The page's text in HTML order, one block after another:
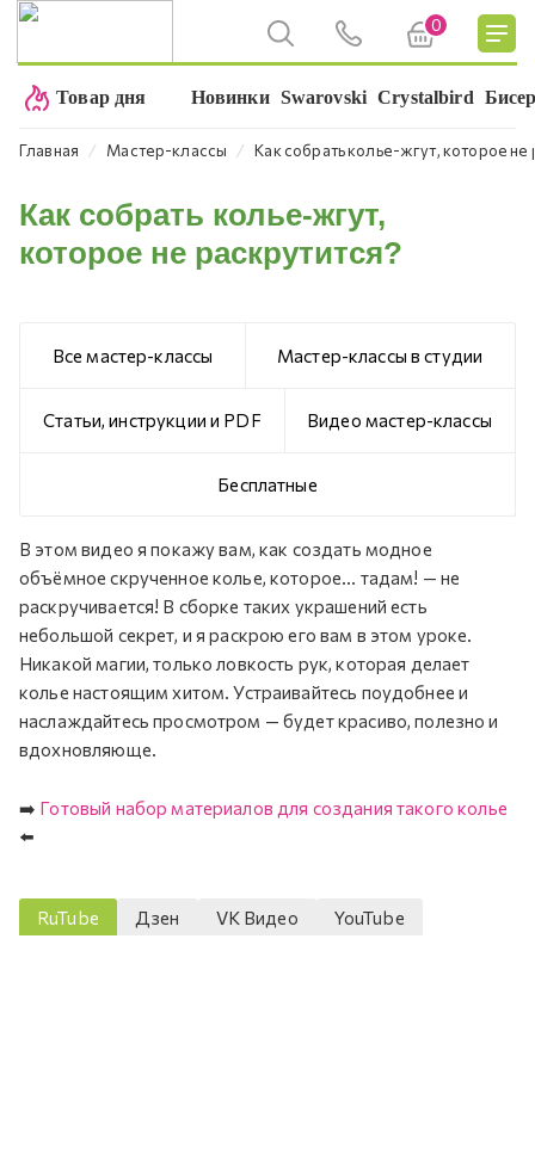
0
Товар дня Новинки Swarovski Crystalbird
Главная ⁄ Мастер-классы ⁄ Как собрать колье-жгут, которое не
Как собрать колье-жгут,
которое не раскрутится?
В этом видео я покажу вам, как создать модное
объёмное скрученное колье, которое... тадам! — не
раскручивается! В сборке таких украшений есть
небольшой секрет, и я раскрою его вам в этом уроке.
Никакой магии, только ловкость рук, которая делает
колье настоящим хитом. Устраивайтесь поудобнее и
наслаждайтесь просмотром — будет красиво, полезно и
вдохновляюще.
➡️ Готовый набор материалов для создания такого колье
⬅️
RuTube Дзен VK Видео YouTube
Все мастер-классы Мастер-классы в студии
Статьи, инструкции и PDF Видео мастер-классы
Бесплатные